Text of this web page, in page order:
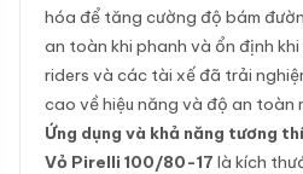
hóa để tăng cường độ bám
an toàn khi phanh và ổn định khi
riders và các tài xế đã trải
cao về hiệu năng và độ an toàn
Ứng dụng và khả năng tương
Vỏ Pirelli 100/80-17 là kích